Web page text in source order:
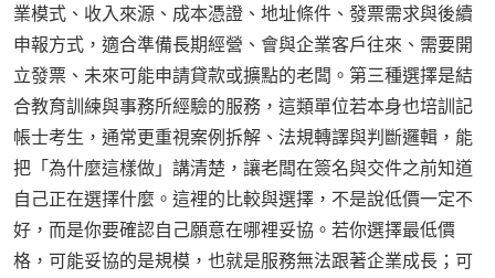
業模式、收入來源、成本憑證、地址條件、發票需求與後續
申報方式，適合準備長期經營、會與企業客戶往來、需要開
立發票、未來可能申請貸款或擴點的老闆。第三種選擇是結
合教育訓練與事務所經驗的服務，這類單位若本身也培訓記
帳士考生，通常更重視案例拆解、法規轉譯與判斷邏輯，能
把「為什麼這樣做」講清楚，讓老闆在簽名與交件之前知道
自己正在選擇什麼。這裡的比較與選擇，不是說低價一定不
好，而是你要確認自己願意在哪裡妥協。若你選擇最低價
格，可能妥協的是規模，也就是服務無法跟著企業成長；可